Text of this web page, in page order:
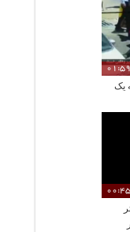
01:59
یک
00:45